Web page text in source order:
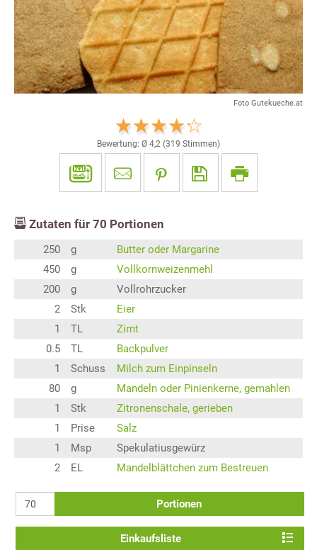
Foto Gutekueche.at
Bewertung: Ø 4,2 (319 Stimmen)
Zutaten für 70 Portionen
250 g
Butter oder Margarine
450
g
Vollkornweizenmehl
200
g
Vollrohrzucker
2
Stk
Eier
1
TL
Zimt
0.5
TL
Backpulver
1
Schuss
Milch zum Einpinseln
80
g
Mandeln oder Pinienkerne, gemahlen
1
Stk
Zitronenschale, gerieben
1
Prise
Salz
1
Msp
Spekulatiusgewürz
2
EL Mandelblättchen zum Bestreuen
Portionen
Einkaufsliste